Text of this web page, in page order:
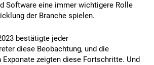
Software eine immer wichtigere Rolle
der Branche spielen.
bestätigte jeder
diese Beobachtung, und die
Exponate zeigten diese Fortschritte. Und